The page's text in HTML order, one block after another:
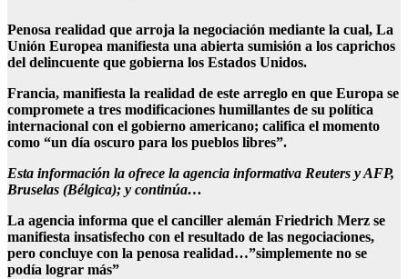
Penosa realidad que arroja la negociación mediante la cual, La
Unión Europea manifiesta una abierta sumisión a los caprichos
del delincuente que gobierna los Estados Unidos.
Francia, manifiesta la realidad de este arreglo en que Europa se
compromete a tres modificaciones humillantes de su política
internacional con el gobierno americano; califica el momento
como “un día oscuro para los pueblos libres”.
Esta información la ofrece la agencia informativa Reuters y AFP,
Bruselas (Bélgica); y continúa…
La agencia informa que el canciller alemán Friedrich Merz se
manifiesta insatisfecho con el resultado de las negociaciones,
pero concluye con la penosa realidad…”simplemente no se
podía lograr más”